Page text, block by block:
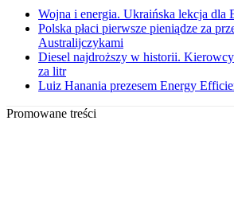
Wojna i energia. Ukraińska lekcja dla
Polska płaci pierwsze pieniądze za
Australijczykami
Diesel najdroższy w historii. Kierowcy
za litr
Luiz Hanania prezesem Energy
Promowane treści